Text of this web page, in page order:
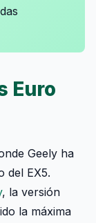
Euro
Geely ha
del EX5.
, la versión
la máxima